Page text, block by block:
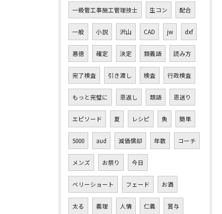
一級管工事施工管理技士 生コン 配合
一般 小説 沢山 CAD jw dxf
悪徳 確定 決定 類義語 読み方
完了検査 引き渡し 検査 行政検査
もっと完璧に 恩返し 類語 恩送り
エピソード 夏 レシピ 魚 簡単
5000 aud 減価償却 年数 コーチ
メンズ お祭り 今日
ベリーショート フェード お酒
太る 義理 人情 仁義 賞与